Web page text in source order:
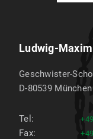
Ludwig-
Geschwister-
D-80539 München
Tel:
Fax: